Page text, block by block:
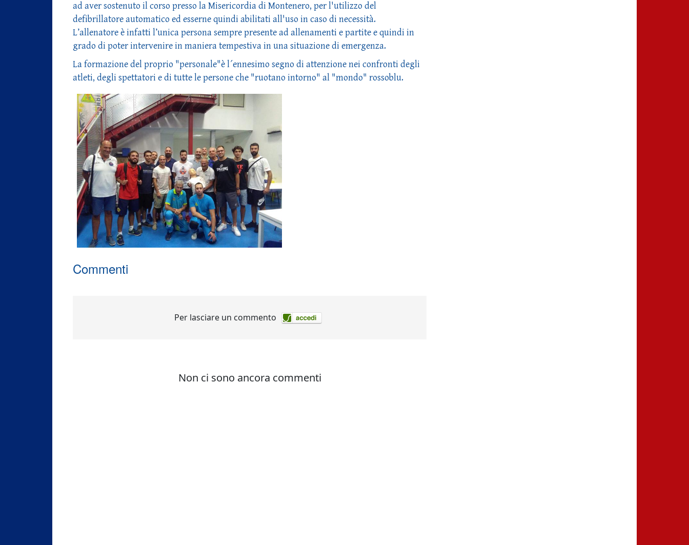
ad aver sostenuto il corso presso la Misericordia di Montenero, per l'utilizzo del
defibrillatore automatico ed esserne quindi abilitati all'uso in caso di necessità.
L’allenatore è infatti l’unica persona sempre presente ad allenamenti e partite e quindi in
grado di poter intervenire in maniera tempestiva in una situazione di emergenza.
La formazione del proprio "personale"è l´ennesimo segno di attenzione nei confronti degli
atleti, degli spettatori e di tutte le persone che "ruotano intorno" al "mondo" rossoblu.
Commenti